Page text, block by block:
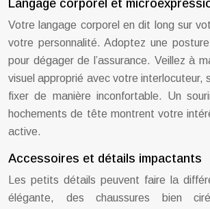
Langage corporel et
Votre langage corporel en dit long sur
votre personnalité. Adoptez une
pour dégager de l’assurance. Veillez à
visuel approprié avec votre interlocuteur,
fixer de manière inconfortable. Un
hochements de tête montrent votre
active.
Accessoires et détails impactants
Les petits détails peuvent faire la
élégante, des chaussures bien